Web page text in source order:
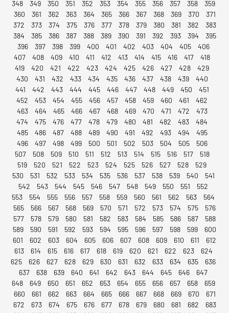
348 349 350 351 352 353 354 355 356 357 358
359
360
361 362 363 364 365 366 367 368 369 370
371
372
373 374 375 376 377 378 379 380 381 382
383
384
385 386 387 388 389 390 391 392 393 394
395
396
397 398 399 400 401 402 403 404 405
406
407
408 409 410 411 412 413 414 415 416 417
418
419
420 421 422 423 424 425 426 427 428
429
430
431 432 433 434 435 436 437 438 439
440
441
442 443 444 445 446 447 448 449 450
451
452
453 454 455 456 457 458 459 460 461
462
463
464 465 466 467 468 469 470 471 472
473
474
475 476 477 478 479 480 481 482 483
484
485
486 487 488 489 490 491 492 493 494
495
496
497 498 499 500 501 502 503 504 505
506
507
508 509 510 511 512 513 514 515 516 517
518
519
520 521 522 523 524 525 526 527 528
529
530
531 532 533 534 535 536 537 538 539 540
541
542
543 544 545 546 547 548 549 550 551
552
553
554 555 556 557 558 559 560 561 562 563
564
565
566 567 568 569 570 571 572 573 574 575
576
577
578 579 580 581 582 583 584 585 586 587
588
589
590 591 592 593 594 595 596 597 598 599
600
601
602 603 604 605 606 607 608 609 610 611
612
613
614 615 616 617 618 619 620 621 622 623
624
625
626 627 628 629 630 631 632 633 634 635
636
637
638 639 640 641 642 643 644 645 646
647
648
649 650 651 652 653 654 655 656 657 658
659
660
661 662 663 664 665 666 667 668 669 670
671
672
673 674 675 676 677 678 679 680 681 682
683